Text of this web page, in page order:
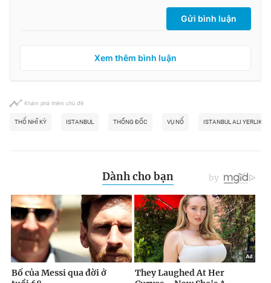
Gửi bình luận
Xem thêm bình luận
Khám phá thêm chủ đề
THỔ NHĨ KỲ ISTANBUL THỐNG ĐỐC VỤ NỔ ISTANBUL ALI